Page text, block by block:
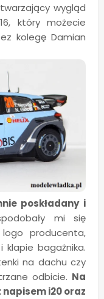
wygląd
który możecie
kolegę Damian
poskładany i
mi się
producenta,
klapie bagażnika.
na dachu czy
odbicie. Na
i20 oraz